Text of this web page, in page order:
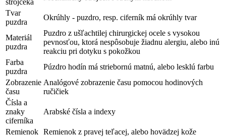
strojčeka
Tvar
puzdra
Okrúhly - puzdro, resp. ciferník má okrúhly tvar
Materiál
puzdra
Puzdro z ušľachtilej chirurgickej ocele s vysokou
pevnosťou, ktorá nespôsobuje žiadnu alergiu, alebo inú
reakciu pri dotyku s pokožkou
Farba
puzdra
Púzdro hodín má striebornú matnú, alebo lesklú farbu
Zobrazenie
času
Analógové zobrazenie času pomocou hodinových
ručičiek
Čísla a
znaky
ciferníka
Arabské čísla a indexy
Remienok Remienok z pravej teľacej, alebo hovädzej kože